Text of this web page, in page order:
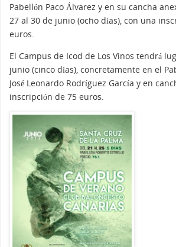
Pabellón Paco Álvarez y en su cancha
27 al 30 de junio (ocho días), con una
euros.
El Campus de Icod de Los Vinos tendrá
junio (cinco días), concretamente en el
José Leonardo Rodríguez García y en
inscripción de 75 euros.